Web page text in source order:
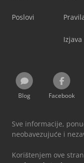
Poslovi
Blog Facebook
Sve informacije,
neobavezujuće i
Korištenjem ove